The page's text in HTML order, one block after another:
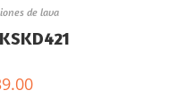
de lava